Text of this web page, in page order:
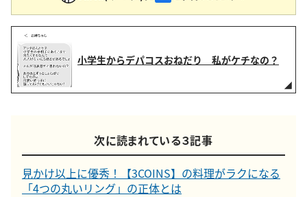
小学生からデパコスおねだり 私がケチなの？
次に読まれている３記事
見かけ以上に優秀！【3COINS】の料理がラクになる
「4つの丸いリング」の正体とは